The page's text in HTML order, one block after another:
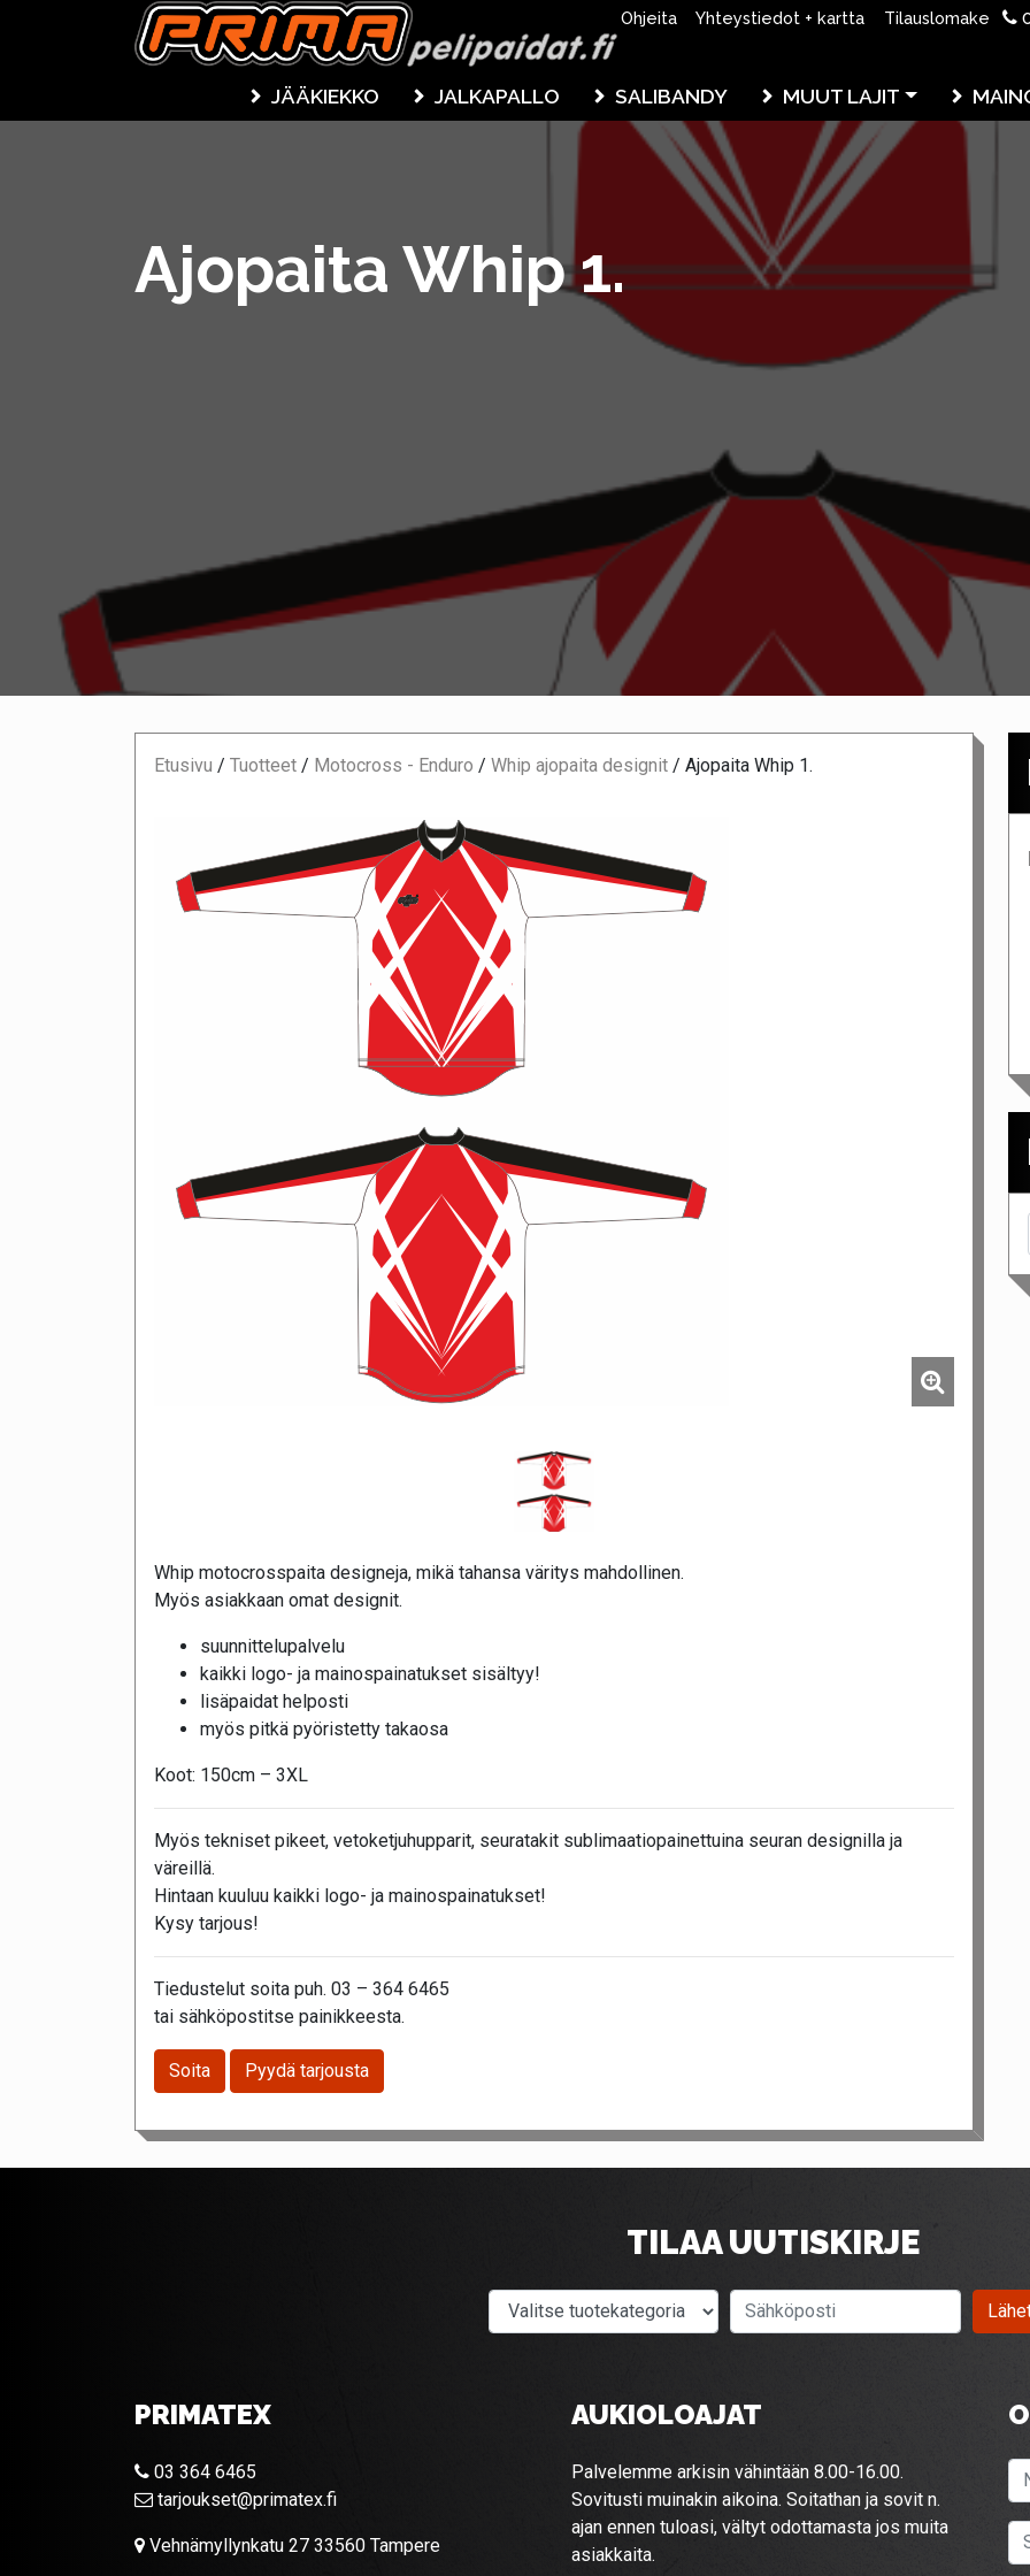
Ohjeita Yhteystiedot + kartta Tilauslomake
JÄÄKIEKKO JALKAPALLO SALIBANDY MUUT LAJIT
Ajopaita Whip 1.
Etusivu / Tuotteet / Motocross - Enduro / Whip ajopaita designit / Ajopaita Whip 1.
Whip motocrosspaita designeja, mikä tahansa väritys mahdollinen.
Myös asiakkaan omat designit.
suunnittelupalvelu
kaikki logo- ja mainospainatukset sisältyy!
lisäpaidat helposti
myös pitkä pyöristetty takaosa
Koot: 150cm – 3XL
Myös tekniset pikeet, vetoketjuhupparit, seuratakit sublimaatiopainettuina seuran designilla ja
väreillä.
Hintaan kuuluu kaikki logo- ja mainospainatukset!
Kysy tarjous!
Tiedustelut soita puh. 03 – 364 6465
tai sähköpostitse painikkeesta.
Soita Pyydä tarjousta
TILAA UUTISKIRJE
Valitse tuotekategoria
PRIMATEX
03 364 6465
tarjoukset@primatex.fi
Vehnämyllynkatu 27 33560 Tampere
AUKIOLOAJAT
Palvelemme arkisin vähintään 8.00-16.00.
Sovitusti muinakin aikoina. Soitathan ja sovit n.
ajan ennen tuloasi, vältyt odottamasta jos muita
asiakkaita.